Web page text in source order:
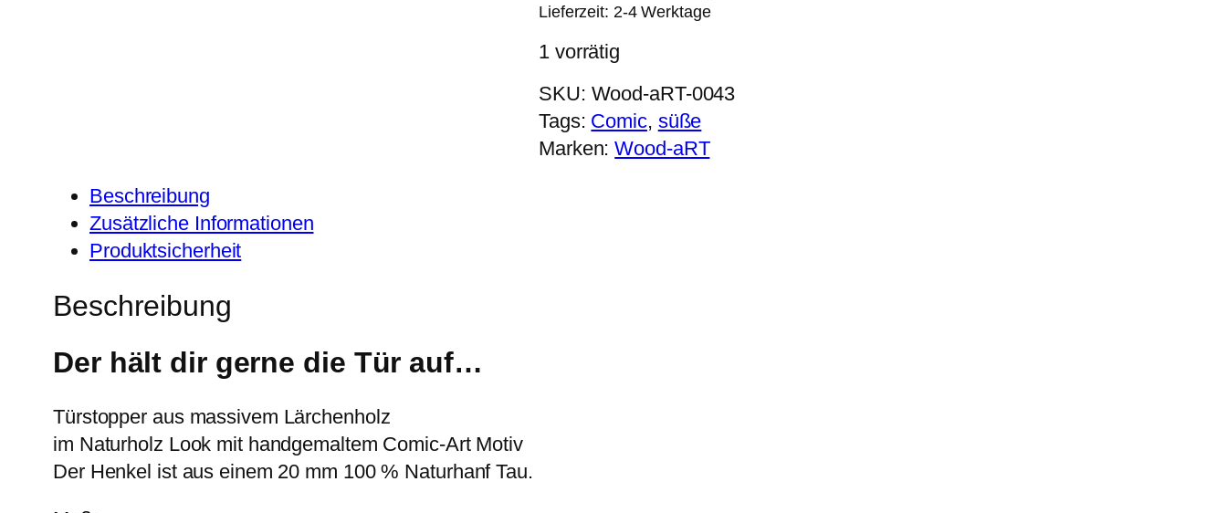
Lieferzeit: 2-4 Werktage
1 vorrätig
SKU: Wood-aRT-0043
Tags: Comic, süße
Marken:Wood-aRT
Beschreibung
Zusätzliche Informationen
Produktsicherheit
Beschreibung
Der hält dir gerne die Tür auf…
Türstopper aus massivem Lärchenholz
im Naturholz Look mit handgemaltem Comic-Art Motiv
Der Henkel ist aus einem 20 mm 100 % Naturhanf Tau.